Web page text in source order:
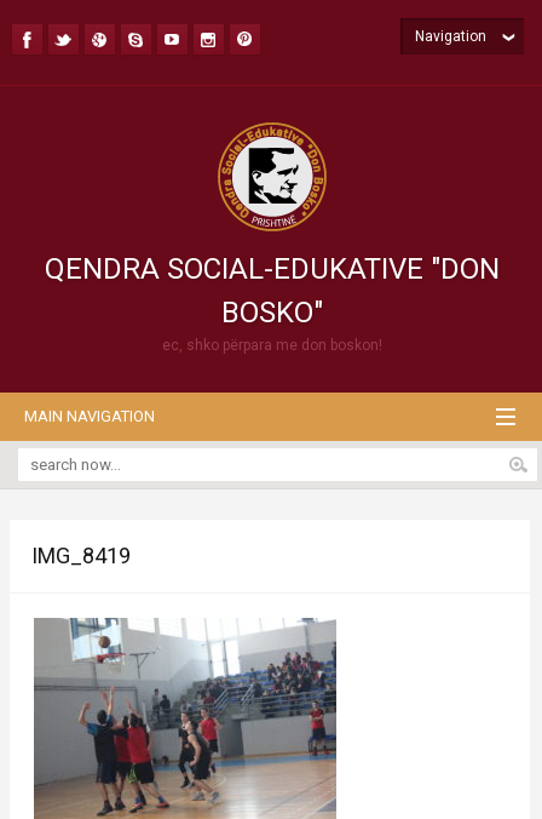
QENDRA SOCIAL-EDUKATIVE "DON
BOSKO"
ec, shko përpara me don boskon!
Navigation
MAIN NAVIGATION
IMG_8419